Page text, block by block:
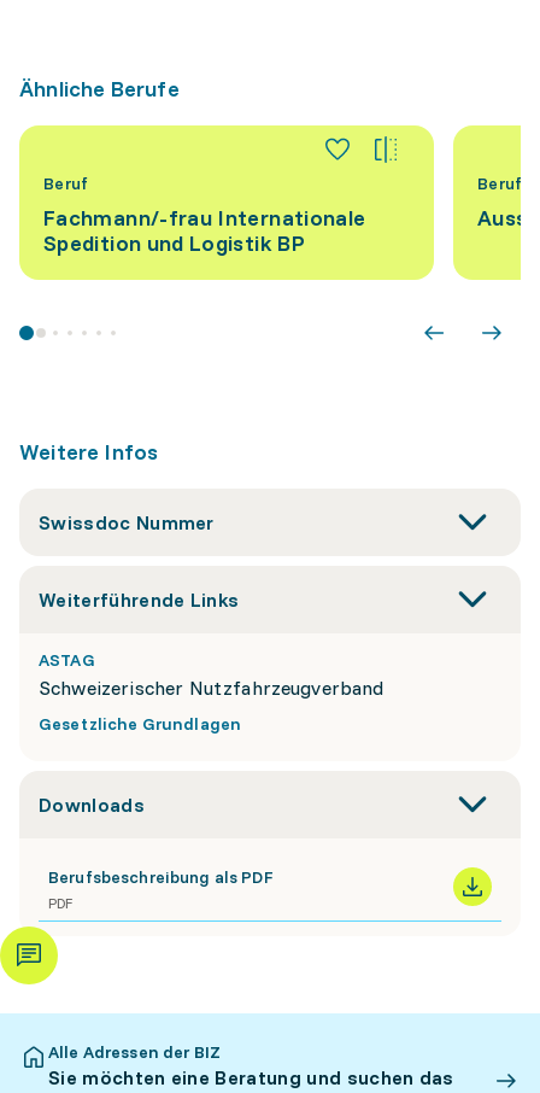
Ähnliche Berufe
Beruf
Fachmann/-frau Internationale
Spedition und Logistik BP
Beruf
Weitere Infos
Swissdoc Nummer
Weiterführende Links
ASTAG
Schweizerischer Nutzfahrzeugverband
Gesetzliche Grundlagen
Downloads
Berufsbeschreibung als PDF
PDF
Alle Adressen der BIZ
Sie möchten eine Beratung und suchen das